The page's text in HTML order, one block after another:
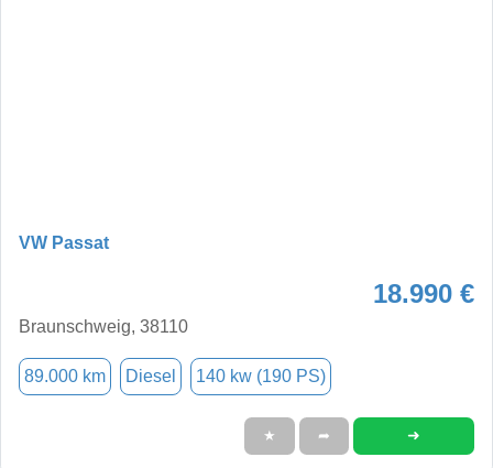
VW Passat
18.990 €
Braunschweig, 38110
89.000 km Diesel 140 kw (190 PS)
★ ➦ ➜